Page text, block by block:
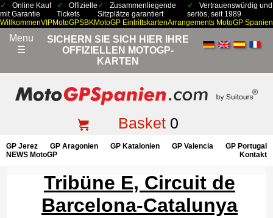
Online Kauf
mit Garantie
Offizielle
Tickets
Zusammenliegende
Sitzplätze garantiert
Vertrauenswürdig und
seriös, seit 1989
WillkommenVIPMotoGPSBKMotoGP EintrittskartenArrangements MotoGP Spanien
Menu
☰
SICHERN SIE SICH HIER IHRE
OFFIZIELLEN MOTOGP-
KARTEN
Basket0
GP Jerez GP Aragonien GP Katalonien GP Valencia
GP Portugal
NEWS MotoGP
Kontakt
Tribüne E, Circuit de
Barcelona-Catalunya